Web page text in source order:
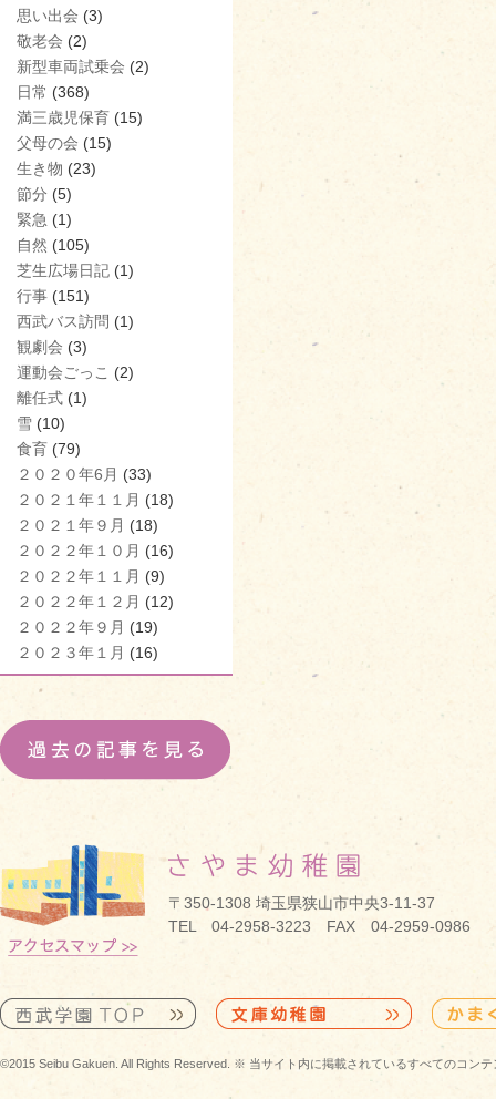
思い出会 (3)
敬老会 (2)
新型車両試乗会 (2)
日常 (368)
満三歳児保育 (15)
父母の会 (15)
生き物 (23)
節分 (5)
緊急 (1)
自然 (105)
芝生広場日記 (1)
行事 (151)
西武バス訪問 (1)
観劇会 (3)
運動会ごっこ (2)
離任式 (1)
雪 (10)
食育 (79)
２０２０年6月 (33)
２０２１年１１月 (18)
２０２１年９月 (18)
２０２２年１０月 (16)
２０２２年１１月 (9)
２０２２年１２月 (12)
２０２２年９月 (19)
２０２３年１月 (16)
〒350-1308 埼玉県狭山市中央3-11-37
TEL 04-2958-3223 FAX 04-2959-0986
©2015 Seibu Gakuen. All Rights Reserved. ※ 当サイト内に掲載されているすべてのコン